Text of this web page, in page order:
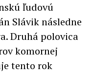
ľudovú
Slávik následne
Druhá polovica
komornej
tento rok